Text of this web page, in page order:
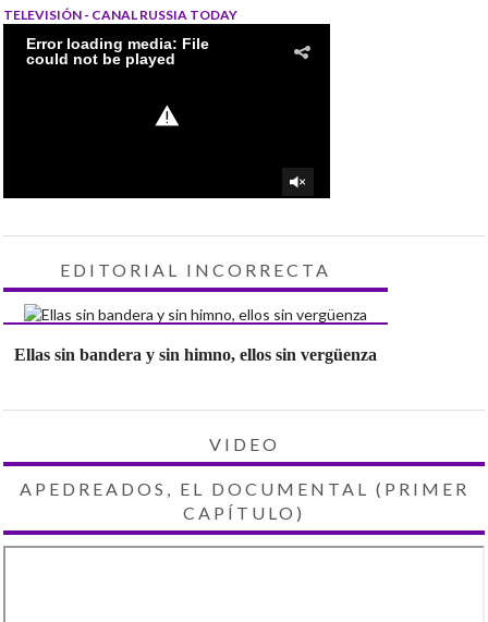
TELEVISIÓN - CANAL RUSSIA TODAY
EDITORIAL INCORRECTA
Ellas sin bandera y sin himno, ellos sin vergüenza
VIDEO
APEDREADOS, EL DOCUMENTAL (PRIMER
CAPÍTULO)